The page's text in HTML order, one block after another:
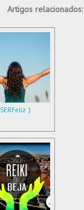
Artigos relacionados:
SERFeliz :)